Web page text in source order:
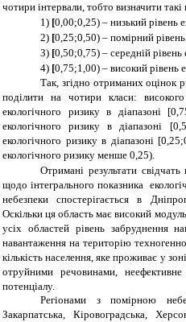
чотири інтервали, тобто визначити
1) [0,00;0,25) – низький рівень
2) [0,25;0,50) – помірний
3) [0,50;0,75) – середній рівень
4) [0,75;1,00) – високий рівень
Так, згідно отриманих оцінок
поділити на чотири класи:
екологічного ризику в діапазоні
екологічного ризику в діапазоні [
екологічного ризику в діапазоні
екологічного ризику менше 0,25).
Отримані результати
щодо інтегрального показника
небезпеки спостерігається в
Оскільки ця область має високий
усіх областей рівень забруднення
навантаження на територію
кількість населення, яке проживає у
отруйними речовинами,
потенціалу.
Регіонами з помірною
Закарпатська, Кіровоградська,